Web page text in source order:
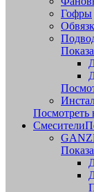
Гофры
Посмотреть
Смесители